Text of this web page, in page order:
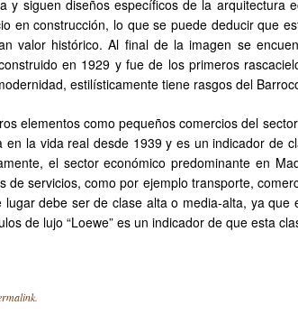
y siguen diseños específicos de la arquitectura
en construcción, lo que se puede deducir que
valor histórico. Al final de la imagen se
en 1929 y fue de los primeros
estilísticamente tiene rasgos del
elementos como pequeños comercios del
en la vida real desde 1939 y es un indicador de
el sector económico predominante en
de servicios, como por ejemplo transporte,
debe ser de clase alta o media-alta, ya que
de lujo “Loewe” es un indicador de que esta
.